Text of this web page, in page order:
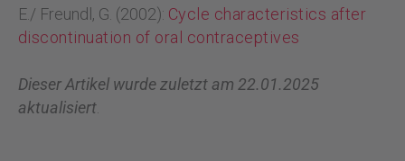
E./ Freundl, G. (2002): Cycle characteristics after
discontinuation of oral contraceptives
Dieser Artikel wurde zuletzt am 22.01.2025
aktualisiert.